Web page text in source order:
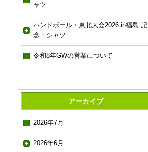
ャツ
ハンドボール・東北大会2026 in福島 記
念Ｔシャツ
令和8年GWの営業について
アーカイブ
2026年7月
2026年6月